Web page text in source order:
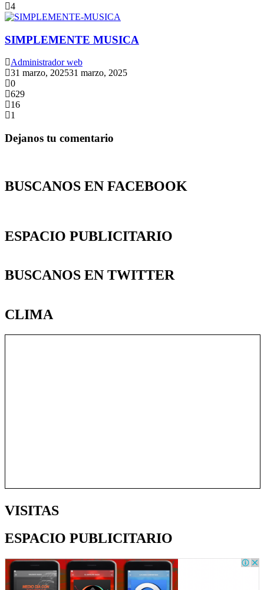
4
SIMPLEMENTE MUSICA
Administrador web
31 marzo, 202531 marzo, 2025
0
629
16
1
Dejanos tu comentario
BUSCANOS EN FACEBOOK
ESPACIO PUBLICITARIO
BUSCANOS EN TWITTER
CLIMA
VISITAS
ESPACIO PUBLICITARIO